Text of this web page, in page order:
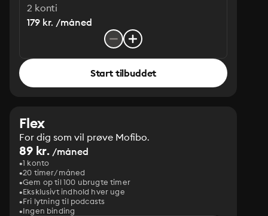
2 konti
179 kr. /måned
Start tilbuddet
Flex
For dig som vil prøve Mofibo.
89 kr. /måned
1 konto
20 timer/måned
Gem op til 100 ubrugte timer
Eksklusivt indhold hver uge
Fri lytning til podcasts
Ingen binding